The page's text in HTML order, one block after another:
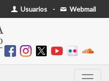
Usuarios - Webmail